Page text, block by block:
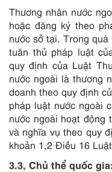
Thương nhân nước
hoặc đăng ký theo
nước sở tại. Trong
tuân thủ pháp luật
quy định của Luật
nước ngoài là thương
doanh theo quy định
pháp luật nước ngoài
nước ngoài hoạt động
và nghĩa vụ theo quy
khoản 1,2 Điều 16
3.3, Chủ thể quốc gia: